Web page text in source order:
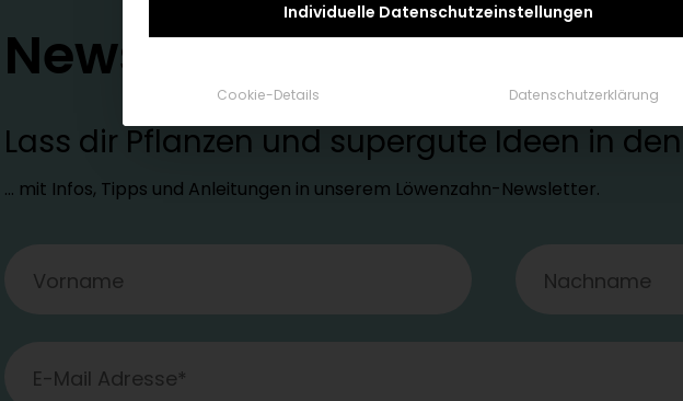
Newsletter
Lass dir Pflanzen und supergute Ideen in
… mit Infos, Tipps und Anleitungen in unserem Löwenzahn-Newsletter.
Individuelle Datenschutzeinstellungen
Cookie-Details Datenschutzerklärung